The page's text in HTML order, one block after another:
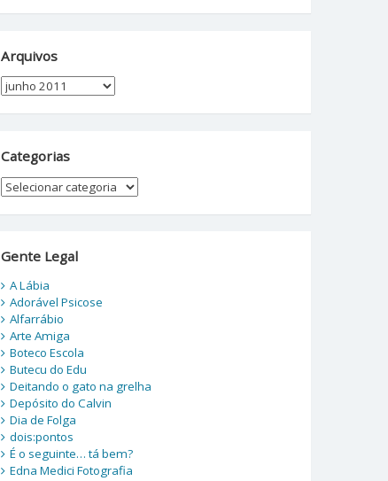
Arquivos
Arquivos
Categorias
Categorias
Gente Legal
A Lábia
Adorável Psicose
Alfarrábio
Arte Amiga
Boteco Escola
Butecu do Edu
Deitando o gato na grelha
Depósito do Calvin
Dia de Folga
dois:pontos
É o seguinte… tá bem?
Edna Medici Fotografia